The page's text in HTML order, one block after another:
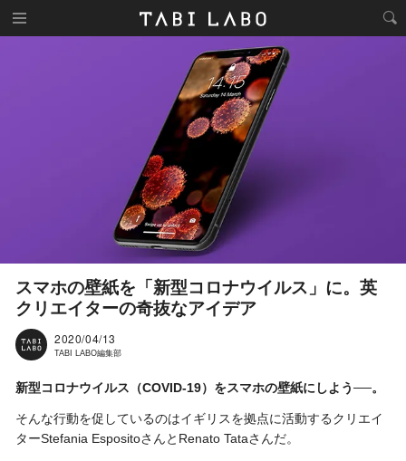
スマホの壁紙を「新型コロナウイルス」に。英
クリエイターの奇抜なアイデア
2020/04/13
TABI LABO編集部
新型コロナウイルス（COVID-19）をスマホの壁紙にしよう──。
そんな行動を促しているのはイギリスを拠点に活動するクリエイ
ターStefania EspositoさんとRenato Tataさんだ。